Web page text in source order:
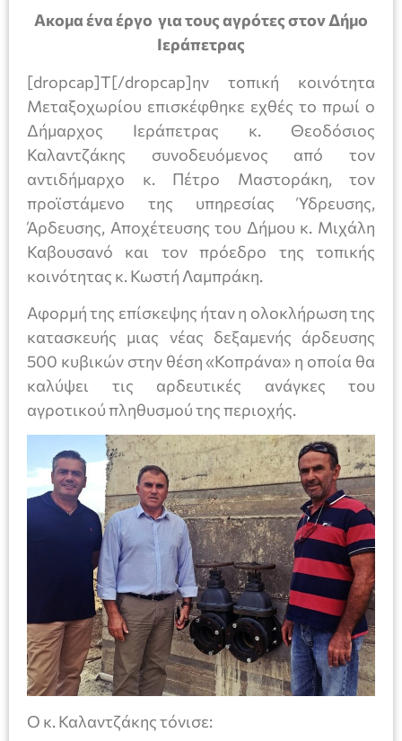
Ακομα ένα έργο για τους αγρότες στον Δήμο
Ιεράπετρας
[dropcap]Τ[/dropcap]ην τοπική κοινότητα
Μεταξοχωρίου επισκέφθηκε εχθές το πρωί ο
Δήμαρχος Ιεράπετρας κ. Θεοδόσιος
Καλαντζάκης συνοδευόμενος από τον
αντιδήμαρχο κ. Πέτρο Μαστοράκη, τον
προϊστάμενο της υπηρεσίας Ύδρευσης,
Άρδευσης, Αποχέτευσης του Δήμου κ. Μιχάλη
Καβουσανό και τον πρόεδρο της τοπικής
κοινότητας κ. Κωστή Λαμπράκη.
Αφορμή της επίσκεψης ήταν η ολοκλήρωση της
κατασκευής μιας νέας δεξαμενής άρδευσης
500 κυβικών στην θέση «Κοπράνα» η οποία θα
καλύψει τις αρδευτικές ανάγκες του
αγροτικού πληθυσμού της περιοχής.
Ο κ. Καλαντζάκης τόνισε: